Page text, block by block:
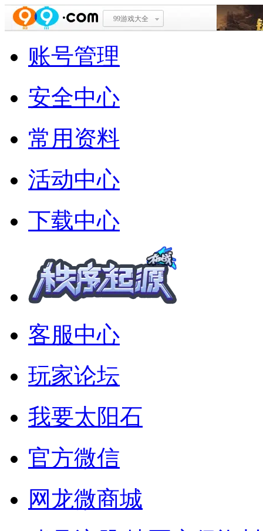
99游戏大全
账号管理
安全中心
常用资料
活动中心
下载中心
客服中心
玩家论坛
我要太阳石
官方微信
网龙微商城